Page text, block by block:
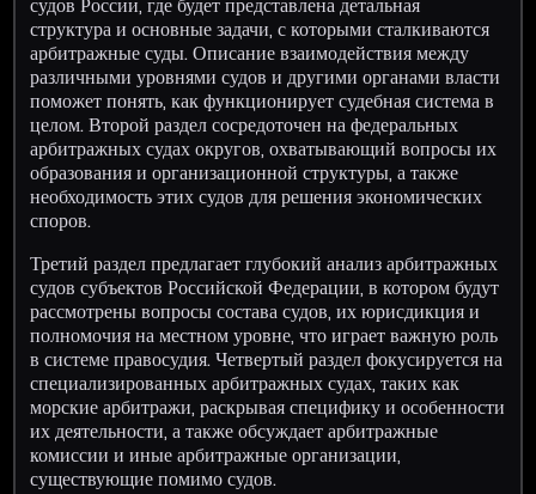
структура и основные задачи, с которыми сталкиваются
арбитражные суды. Описание взаимодействия между
различными уровнями судов и другими органами власти
поможет понять, как функционирует судебная система в
целом. Второй раздел сосредоточен на федеральных
арбитражных судах округов, охватывающий вопросы их
образования и организационной структуры, а также
необходимость этих судов для решения экономических
споров.
Третий раздел предлагает глубокий анализ арбитражных
судов субъектов Российской Федерации, в котором будут
рассмотрены вопросы состава судов, их юрисдикция и
полномочия на местном уровне, что играет важную роль
в системе правосудия. Четвертый раздел фокусируется на
специализированных арбитражных судах, таких как
морские арбитражи, раскрывая специфику и особенности
их деятельности, а также обсуждает арбитражные
комиссии и иные арбитражные организации,
существующие помимо судов.